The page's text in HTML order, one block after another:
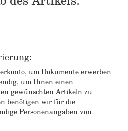
um Dokumente erwerben
um Ihnen einen
gewünschten Artikeln zu
benötigen wir für die
Personenangaben von